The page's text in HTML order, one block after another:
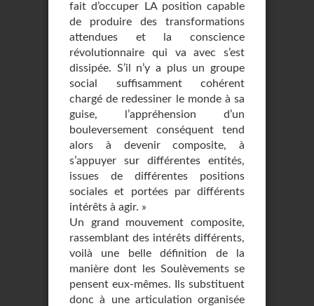
fait d’occuper LA position capable
de produire des transformations
attendues et la conscience
révolutionnaire qui va avec s’est
dissipée. S’il n’y a plus un groupe
social suffisamment cohérent
chargé de redessiner le monde à sa
guise, l’appréhension d’un
bouleversement conséquent tend
alors à devenir composite, à
s’appuyer sur différentes entités,
issues de différentes positions
sociales et portées par différents
intérêts à agir. »
Un grand mouvement composite,
rassemblant des intérêts différents,
voilà une belle définition de la
manière dont les Soulèvements se
pensent eux-mêmes. Ils substituent
donc à une articulation organisée